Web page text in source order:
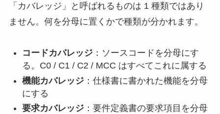
「カバレッジ」と呼ばれるものは 1 種類ではあり
ません。何を分母に置くかで種類が分かれます。
コードカバレッジ：ソースコードを分母にす
る。C0 / C1 / C2 / MCC はすべてこれに属する
機能カバレッジ：仕様書に書かれた機能を分母
にする
要求カバレッジ：要件定義書の要求項目を分母